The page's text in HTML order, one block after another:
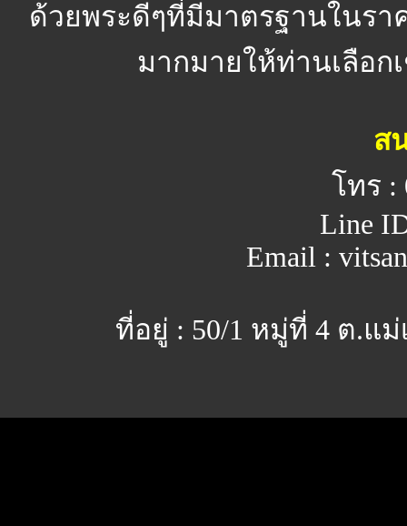
ด้วยพระดีๆที่มีมาตรฐานในรา
มากมายให้ท่านเลือก
ส
โทร :
Line
Email :
ที่อยู่ : 50/1 หมู่ที่ 4 ต.แม่